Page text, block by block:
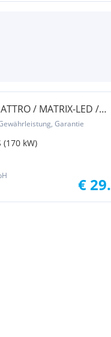
/ MATRIX-LED /
Garantie
(170 kW)
€